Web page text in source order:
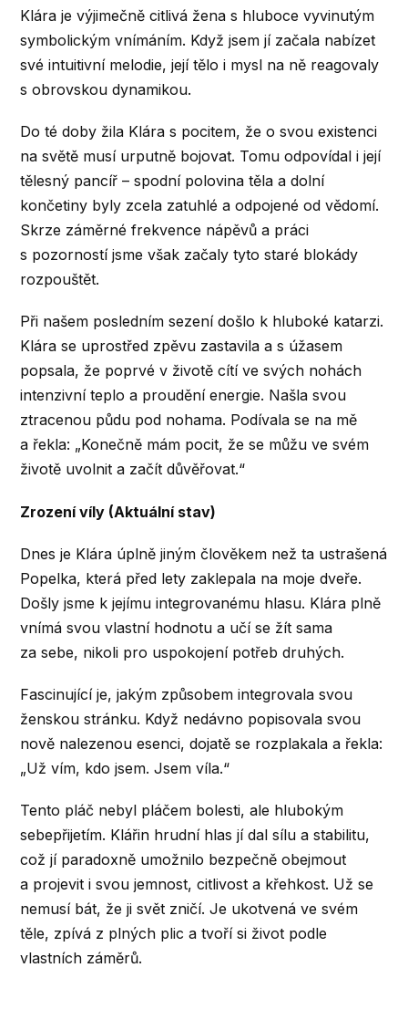
Klára je výjimečně citlivá žena s hluboce vyvinutým
symbolickým vnímáním. Když jsem jí začala nabízet
své intuitivní melodie, její tělo i mysl na ně reagovaly
s obrovskou dynamikou.
Do té doby žila Klára s pocitem, že o svou existenci
na světě musí urputně bojovat. Tomu odpovídal i její
tělesný pancíř – spodní polovina těla a dolní
končetiny byly zcela zatuhlé a odpojené od vědomí.
Skrze záměrné frekvence nápěvů a práci
s pozorností jsme však začaly tyto staré blokády
rozpouštět.
Při našem posledním sezení došlo k hluboké katarzi.
Klára se uprostřed zpěvu zastavila a s úžasem
popsala, že poprvé v životě cítí ve svých nohách
intenzivní teplo a proudění energie. Našla svou
ztracenou půdu pod nohama. Podívala se na mě
a řekla: „Konečně mám pocit, že se můžu ve svém
životě uvolnit a začít důvěřovat.“
Zrození víly (Aktuální stav)
Dnes je Klára úplně jiným člověkem než ta ustrašená
Popelka, která před lety zaklepala na moje dveře.
Došly jsme k jejímu integrovanému hlasu. Klára plně
vnímá svou vlastní hodnotu a učí se žít sama
za sebe, nikoli pro uspokojení potřeb druhých.
Fascinující je, jakým způsobem integrovala svou
ženskou stránku. Když nedávno popisovala svou
nově nalezenou esenci, dojatě se rozplakala a řekla:
„Už vím, kdo jsem. Jsem víla.“
Tento pláč nebyl pláčem bolesti, ale hlubokým
sebepřijetím. Klářin hrudní hlas jí dal sílu a stabilitu,
což jí paradoxně umožnilo bezpečně obejmout
a projevit i svou jemnost, citlivost a křehkost. Už se
nemusí bát, že ji svět zničí. Je ukotvená ve svém
těle, zpívá z plných plic a tvoří si život podle
vlastních záměrů.